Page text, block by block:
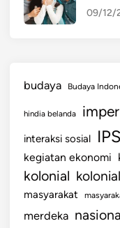
09/12/
budaya Budaya
hindia belanda
interaksi sosial
kegiatan ekonomi
kolonial
masyarakat
merdeka